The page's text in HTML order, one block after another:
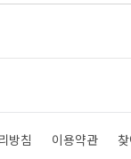
방침 이용약관